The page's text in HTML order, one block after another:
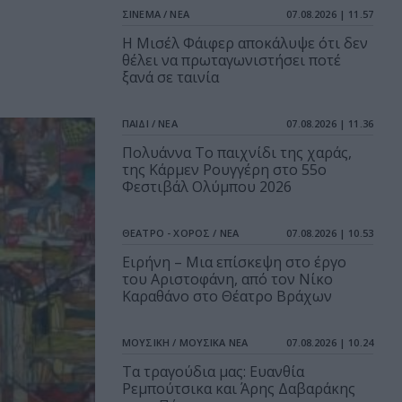
ΣΙΝΕΜΑ / ΝΕΑ 07.08.2026 | 11.57
Η Μισέλ Φάιφερ αποκάλυψε ότι δεν
θέλει να πρωταγωνιστήσει ποτέ
ξανά σε ταινία
ΠΑΙΔΙ / ΝΕΑ 07.08.2026 | 11.36
Πολυάννα Το παιχνίδι της χαράς,
της Κάρμεν Ρουγγέρη στο 55ο
Φεστιβάλ Ολύμπου 2026
ΘΕΑΤΡΟ - ΧΟΡΟΣ / ΝΕΑ 07.08.2026 | 10.53
Ειρήνη – Μια επίσκεψη στο έργο
του Αριστοφάνη, από τον Νίκο
Καραθάνο στο Θέατρο Βράχων
ΜΟΥΣΙΚΗ / ΜΟΥΣΙΚΑ ΝΕΑ 07.08.2026 | 10.24
Τα τραγούδια μας: Ευανθία
Ρεμπούτσικα και Άρης Δαβαράκης